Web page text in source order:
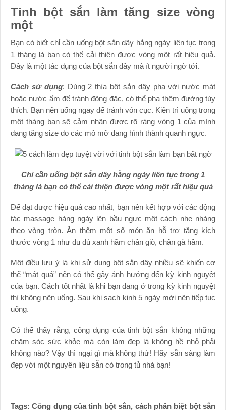
Tinh bột sắn làm tăng size vòng
một
Bạn có biết chỉ cần uống bột sắn dây hằng ngày liên tục trong
1 tháng là bạn có thể cải thiện được vòng một rất hiệu quả.
Đây là một tác dụng của bột sắn dây mà ít người ngờ tới.
Cách sử dụng: Dùng 2 thìa bột sắn dây pha với nước mát
hoặc nước ấm để tránh đông đặc, có thể pha thêm đường tùy
thích. Bạn nên uống ngay để tránh vón cục. Kiên trì uống trong
một tháng bạn sẽ cảm nhận được rõ ràng vòng 1 của mình
đang tăng size do các mô mỡ đang hình thành quanh ngực.
Chỉ cần uống bột sắn dây hằng ngày liên tục trong 1
tháng là bạn có thể cải thiện được vòng một rất hiệu quả
Để đạt được hiệu quả cao nhất, bạn nên kết hợp với các động
tác massage hàng ngày lên bầu ngực một cách nhẹ nhàng
theo vòng tròn. Ăn thêm một số món ăn hỗ trợ tăng kích
thước vòng 1 như đu đủ xanh hầm chân giò, chân gà hầm.
Một điều lưu ý là khi sử dụng bột sắn dây nhiều sẽ khiến cơ
thể “mát quá” nên có thể gây ảnh hưởng đến kỳ kinh nguyệt
của bạn. Cách tốt nhất là khi bạn đang ở trong kỳ kinh nguyệt
thì không nên uống. Sau khi sạch kinh 5 ngày mới nên tiếp tục
uống.
Có thể thấy rằng, công dụng của tinh bột sắn không những
chăm sóc sức khỏe mà còn làm đẹp là không hề nhỏ phải
không nào? Vậy thì ngại gì mà không thử! Hãy sẵn sàng làm
đẹp với một nguyên liệu sẵn có trong tủ nhà bạn!
Tags: Công dụng của tinh bột sắn, cách phân biệt bột sắn